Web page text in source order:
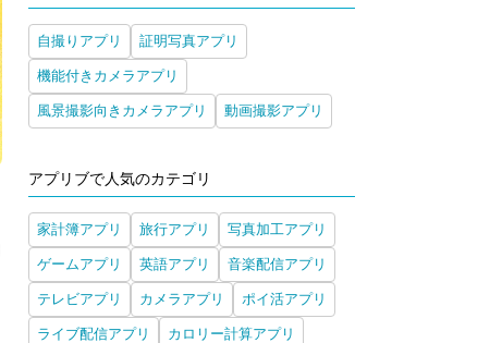
自撮りアプリ 証明写真アプリ
機能付きカメラアプリ
風景撮影向きカメラアプリ 動画撮影アプリ
アプリブで人気のカテゴリ
家計簿アプリ 旅行アプリ 写真加工アプリ
ゲームアプリ 英語アプリ 音楽配信アプリ
テレビアプリ カメラアプリ ポイ活アプリ
ライブ配信アプリ カロリー計算アプリ